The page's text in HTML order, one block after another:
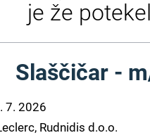
je že
Slaščičar -
7. 2026
Rudnidis d.o.o.